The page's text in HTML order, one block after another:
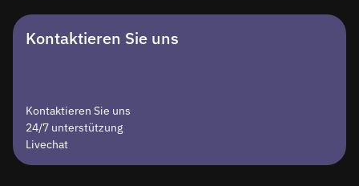
Kontaktieren Sie uns
Kontaktieren Sie uns
24/7 unterstützung
Livechat